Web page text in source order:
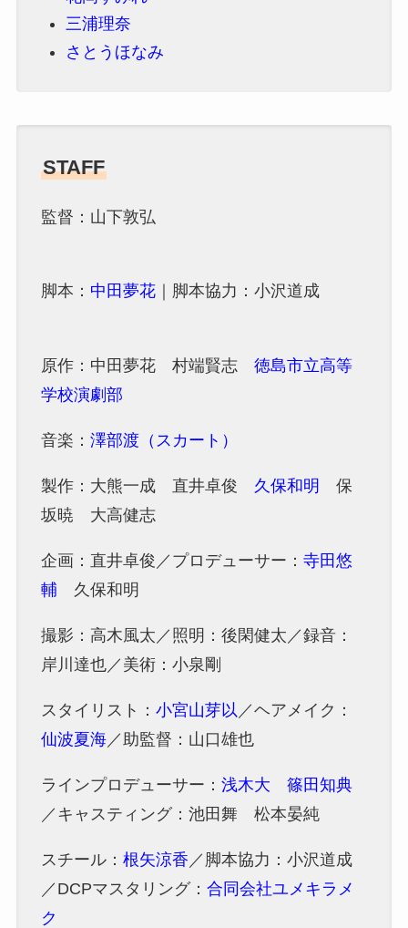
三浦理奈
さとうほなみ
STAFF
監督：山下敦弘
脚本： 中田夢花｜脚本協力：小沢道成
原作：中田夢花 村端賢志 徳島市立高等
学校演劇部
音楽： 澤部渡（スカート）
製作：大熊一成 直井卓俊 久保和明
保
坂暁 大高健志
企画：直井卓俊／プロデューサー： 寺田悠
輔 久保和明
撮影：高木風太／照明：後閑健太／録音：
岸川達也／美術：小泉剛
スタイリスト： 小宮山芽以 ／ヘアメイク：
仙波夏海／助監督：山口雄也
ラインプロデューサー： 浅木大
篠田知典
／キャスティング：池田舞 松本晏純
スチール： 根矢涼香 ／脚本協力：小沢道成
／DCPマスタリング： 合同会社ユメキラメ
ク